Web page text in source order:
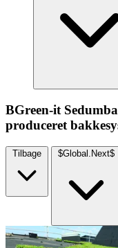
BGreen-it
produceret
Tilbage $Global.Next$